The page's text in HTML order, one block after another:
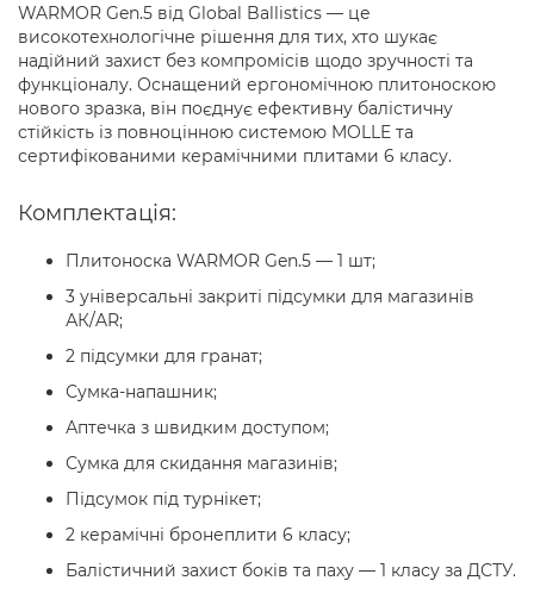
WARMOR Gen.5 від Global Ballistics — це
високотехнологічне рішення для тих, хто шукає
надійний захист без компромісів щодо зручності та
функціоналу. Оснащений ергономічною плитоноскою
нового зразка, він поєднує ефективну балістичну
стійкість із повноцінною системою MOLLE та
сертифікованими керамічними плитами 6 класу.
Комплектація:
Плитоноска WARMOR Gen.5 — 1 шт;
3 універсальні закриті підсумки для магазинів
АК/AR;
2 підсумки для гранат;
Сумка-напашник;
Аптечка з швидким доступом;
Сумка для скидання магазинів;
Підсумок під турнікет;
2 керамічні бронеплити 6 класу;
Балістичний захист боків та паху — 1 класу за ДСТУ.